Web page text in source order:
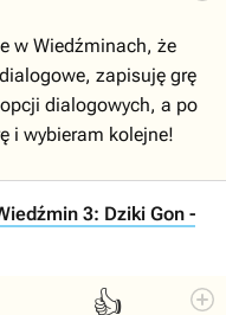
w Wiedźminach, że
zapisuję grę
dialogowych, a po
i wybieram kolejne!
3: Dziki Gon -
👍